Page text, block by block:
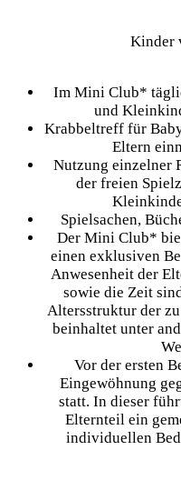
Kinder
Im Mini Club*
und
Krabbeltreff für
Eltern
Nutzung einzelner
der freien
Spielsachen,
Der Mini Club*
einen exklusiven
Anwesenheit der
sowie die Zeit
Altersstruktur der
beinhaltet unter
Vor der ersten
Eingewöhnung
statt. In dieser
Elternteil ein
individuellen